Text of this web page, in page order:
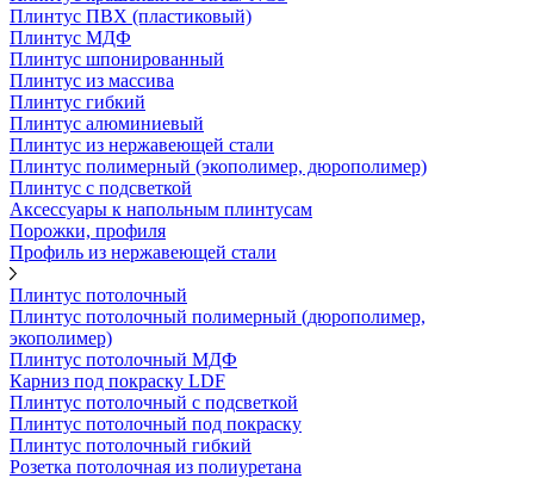
Плинтус ПВХ (пластиковый)
Плинтус МДФ
Плинтус шпонированный
Плинтус из массива
Плинтус гибкий
Плинтус алюминиевый
Плинтус из нержавеющей стали
Плинтус полимерный (экополимер, дюрополимер)
Плинтус с подсветкой
Аксессуары к напольным плинтусам
Порожки, профиля
Профиль из нержавеющей стали
Плинтус потолочный
Плинтус потолочный полимерный (дюрополимер,
экополимер)
Плинтус потолочный МДФ
Карниз под покраску LDF
Плинтус потолочный с подсветкой
Плинтус потолочный под покраску
Плинтус потолочный гибкий
Розетка потолочная из полиуретана